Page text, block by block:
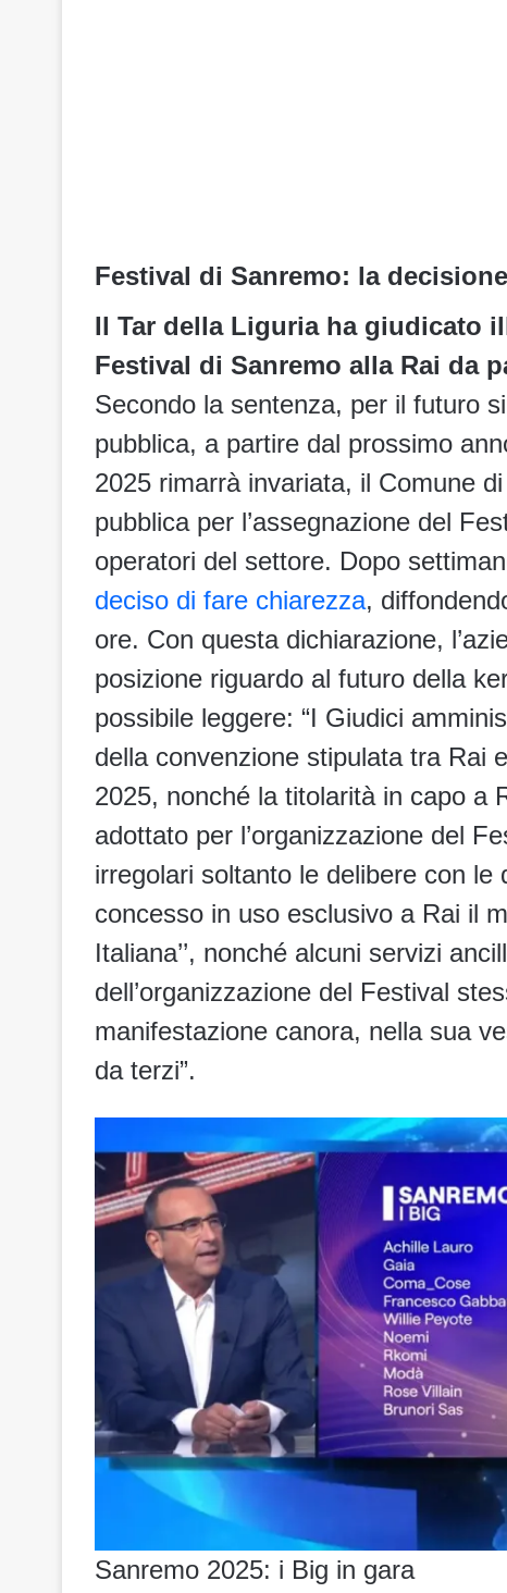
Festival di Sanremo: la
Il Tar della Liguria ha giudicato
Festival di Sanremo alla Rai da
Secondo la sentenza, per il futuro
pubblica, a partire dal prossimo
2025 rimarrà invariata, il Comune
pubblica per l’assegnazione del
operatori del settore. Dopo
deciso di fare chiarezza,
ore. Con questa dichiarazione,
posizione riguardo al futuro della
possibile leggere: “I Giudici
della convenzione stipulata tra Rai
2025, nonché la titolarità in capo a
adottato per l’organizzazione del
irregolari soltanto le delibere con
concesso in uso esclusivo a Rai il
Italiana’’, nonché alcuni servizi
dell’organizzazione del Festival
manifestazione canora, nella sua
da terzi”.
Sanremo 2025: i Big in gara